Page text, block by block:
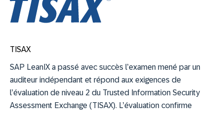
TISAX
SAP LeanIX a passé avec succès l’examen mené par un
auditeur indépendant et répond aux exigences de
l’évaluation de niveau 2 du Trusted Information Security
Assessment Exchange (TISAX). L’évaluation confirme